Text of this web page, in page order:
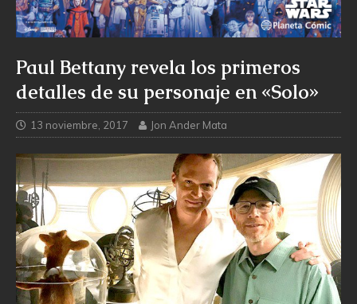
Paul Bettany revela los primeros
detalles de su personaje en «Solo»
13 noviembre, 2017 Jon Ander Mata